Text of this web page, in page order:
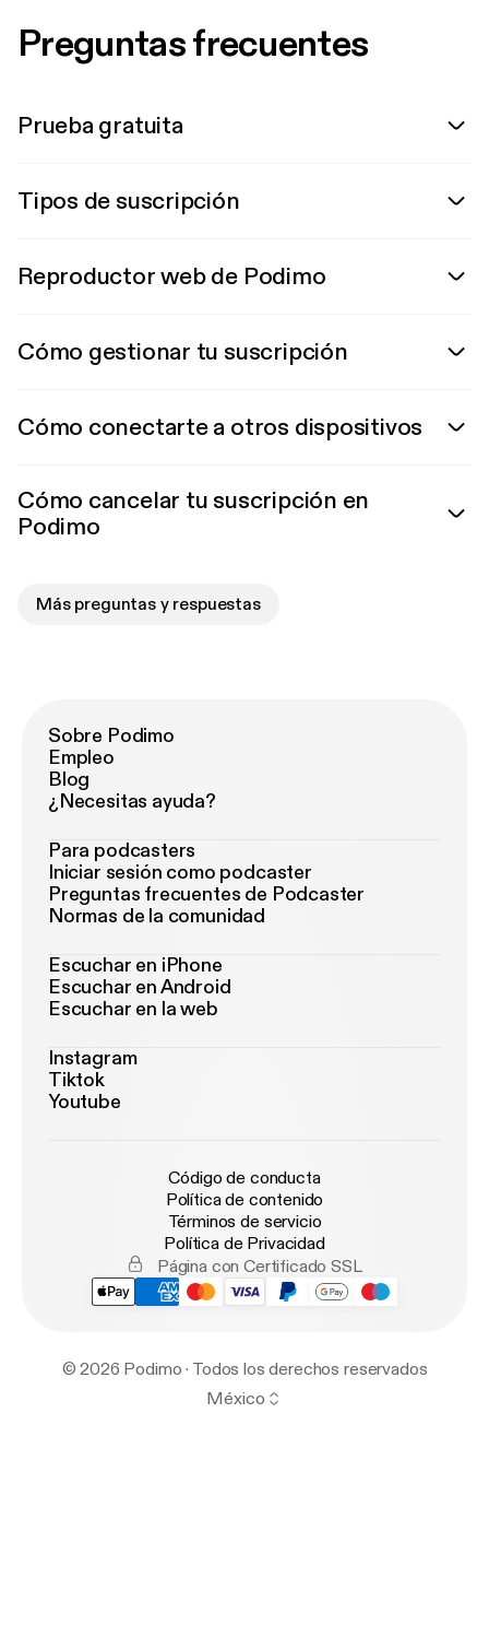
Preguntas frecuentes
Prueba gratuita
Tipos de suscripción
Reproductor web de Podimo
Cómo gestionar tu suscripción
Cómo conectarte a otros dispositivos
Cómo cancelar tu suscripción en
Podimo
Más preguntas y respuestas
Sobre Podimo
Empleo
Blog
¿Necesitas ayuda?
Para podcasters
Iniciar sesión como podcaster
Preguntas frecuentes de Podcaster
Normas de la comunidad
Escuchar en iPhone
Escuchar en Android
Escuchar en la web
Instagram
Tiktok
Youtube
Código de conducta
Política de contenido
Términos de servicio
Política de Privacidad
Página con Certificado SSL
© 2026 Podimo · Todos los derechos reservados
México